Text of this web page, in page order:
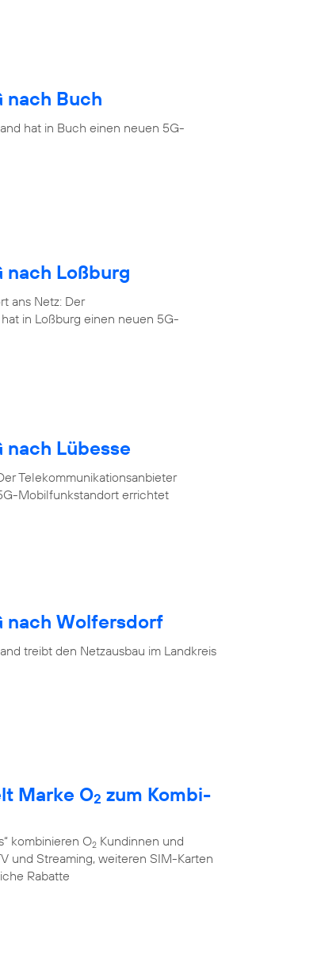
nach Buch
hat in Buch einen neuen 5G-
nach Loßburg
ans Netz: Der
in Loßburg einen neuen 5G-
Lübesse
Telekommunikationsanbieter
Mobilfunkstandort errichtet
nach Wolfersdorf
treibt den Netzausbau im Landkreis
Marke O2 zum Kombi-
kombinieren O2 Kundinnen und
und Streaming, weiteren SIM-Karten
Rabatte